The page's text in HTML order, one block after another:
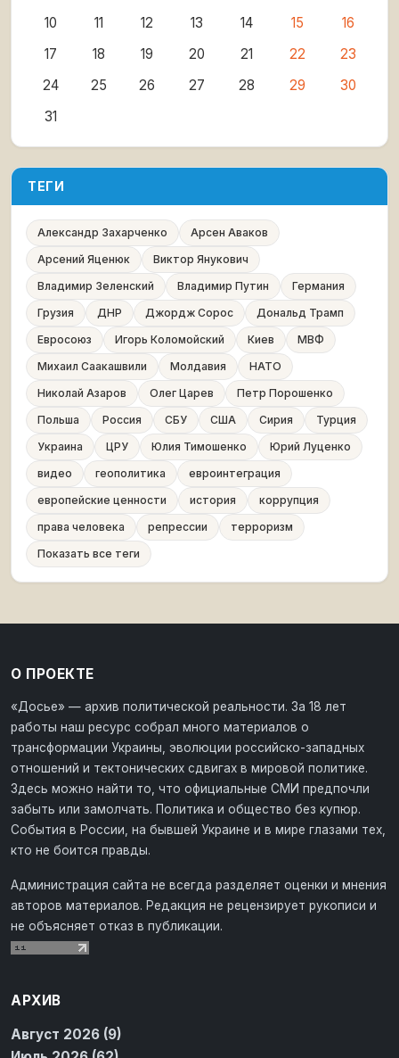
10
11 12 13 14 15
16
17
18 19 20 21 22
23
24
25 26 27 28 29
30
31
ТЕГИ
Александр Захарченко
Арсен Аваков
Арсений Яценюк
Виктор Янукович
Владимир Зеленский
Владимир Путин
Германия
Грузия
ДНР Джордж Сорос
Дональд Трамп
Евросоюз
Игорь Коломойский Киев
МВФ
Михаил Саакашвили
Молдавия
НАТО
Николай Азаров
Олег Царев
Петр Порошенко
Польша
Россия СБУ США Сирия
Турция
Украина
ЦРУ Юлия Тимошенко
Юрий Луценко
видео
геополитика
евроинтеграция
европейские ценности
история
коррупция
права человека
репрессии
терроризм
Показать все теги
О ПРОЕКТЕ
«Досье» — архив политической реальности. За 18 лет
работы наш ресурс собрал много материалов о
трансформации Украины, эволюции российско-западных
отношений и тектонических сдвигах в мировой политике.
Здесь можно найти то, что официальные СМИ предпочли
забыть или замолчать. Политика и общество без купюр.
События в России, на бывшей Украине и в мире глазами тех,
кто не боится правды.
Администрация сайта не всегда разделяет оценки и мнения
авторов материалов. Редакция не рецензирует рукописи и
не объясняет отказ в публикации.
АРХИВ
Август 2026 (9)